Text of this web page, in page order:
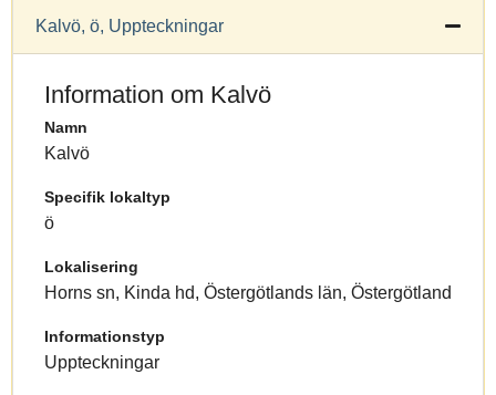
Kalvö, ö, Uppteckningar
Information om Kalvö
Namn
Kalvö
Specifik lokaltyp
ö
Lokalisering
Horns sn, Kinda hd, Östergötlands län, Östergötland
Informationstyp
Uppteckningar